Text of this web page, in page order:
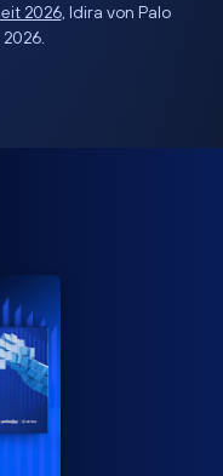
2026, Idira von Palo